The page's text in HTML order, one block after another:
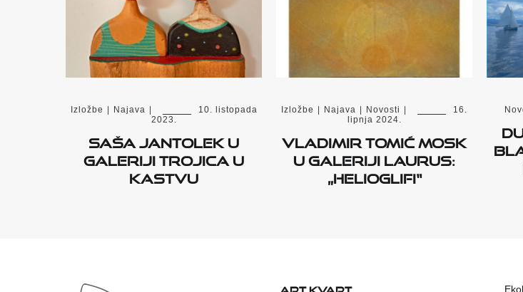
Izložbe Najava
10. listopada
2023.
Saša Jantolek u
Galeriji Trojica u
Kastvu
Izložbe Najava Novosti
16.
lipnja 2024.
Vladimir Tomić Mosk
u Galeriji Laurus:
„Helioglifi“
ART KVART